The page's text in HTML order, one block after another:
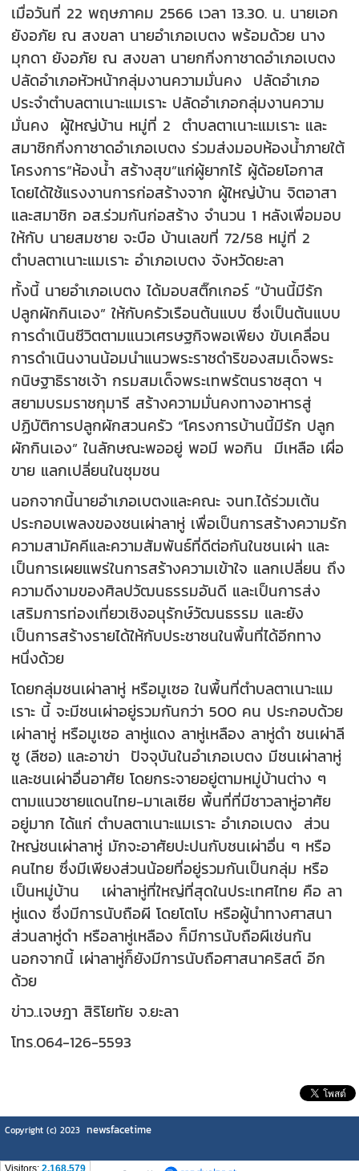
เมื่อวันที่ 22 พฤษภาคม 2566 เวลา 13.30. น. นายเอก
ยังอภัย ณ สงขลา นายอำเภอเบตง พร้อมด้วย นาง
มุกดา ยังอภัย ณ สงขลา นายกกิ่งกาชาดอำเภอเบตง
ปลัดอำเภอหัวหน้ากลุ่มงานความมั่นคง ปลัดอำเภอ
ประจำตำบลตาเนาะแมเราะ ปลัดอำเภอกลุ่มงานความ
มั่นคง ผู้ใหญ่บ้าน หมู่ที่ 2 ตำบลตาเนาะแมเราะ และ
สมาชิกกิ่งกาชาดอำเภอเบตง ร่วมส่งมอบห้องน้ำภายใต้
โครงการ”ห้องน้ำ สร้างสุข”แก่ผู้ยากไร้ ผู้ด้อยโอกาส
โดยได้ใช้แรงงานการก่อสร้างจาก ผู้ใหญ่บ้าน จิตอาสา
และสมาชิก อส.ร่วมกันก่อสร้าง จำนวน 1 หลังเพื่อมอบ
ให้กับ นายสมชาย จะบือ บ้านเลขที่ 72/58 หมู่ที่ 2
ตำบลตาเนาะแมเราะ อำเภอเบตง จังหวัดยะลา
ทั้งนี้ นายอำเภอเบตง ได้มอบสติ๊กเกอร์ ”บ้านนี้มีรัก
ปลูกผักกินเอง” ให้กับครัวเรือนต้นแบบ ซึ่งเป็นต้นแบบ
การดำเนินชีวิตตามแนวเศรษฐกิจพอเพียง ขับเคลื่อน
การดำเนินงานน้อมนำแนวพระราชดำริของสมเด็จพระ
กนิษฐาธิราชเจ้า กรมสมเด็จพระเทพรัตนราชสุดา ฯ
สยามบรมราชกุมารี สร้างความมั่นคงทางอาหารสู่
ปฏิบัติการปลูกผักสวนครัว “โครงการบ้านนี้มีรัก ปลูก
ผักกินเอง” ในลักษณะพออยู่ พอมี พอกิน มีเหลือ เผื่อ
ขาย แลกเปลี่ยนในชุมชน
นอกจากนี้นายอำเภอเบตงและคณะ จนท.ได้ร่วมเต้น
ประกอบเพลงของชนเผ่าลาหู่ เพื่อเป็นการสร้างความรัก
ความสามัคคีและความสัมพันธ์ที่ดีต่อกันในชนเผ่า และ
เป็นการเผยแพร่ในการสร้างความเข้าใจ แลกเปลี่ยน ถึง
ความดีงามของศิลปวัฒนธรรมอันดี และเป็นการส่ง
เสริมการท่องเที่ยวเชิงอนุรักษ์วัฒนธรรม และยัง
เป็นการสร้างรายได้ให้กับประชาชนในพื้นที่ได้อีกทาง
หนึ่งด้วย
โดยกลุ่มชนเผ่าลาหู่ หรือมูเซอ ในพื้นที่ตำบลตาเนาะแม
เราะ นี้ จะมีชนเผ่าอยู่รวมกันกว่า 500 คน ประกอบด้วย
เผ่าลาหู่ หรือมูเซอ ลาหู่แดง ลาหู่เหลือง ลาหู่ดำ ชนเผ่าลี
ซู (ลีซอ) และอาข่า ปัจจุบันในอำเภอเบตง มีชนเผ่าลาหู่
และชนเผ่าอื่นอาศัย โดยกระจายอยู่ตามหมู่บ้านต่าง ๆ
ตามแนวชายแดนไทย-มาเลเซีย พื้นที่ที่มีชาวลาหู่อาศัย
อยู่มาก ได้แก่ ตำบลตาเนาะแมเราะ อำเภอเบตง ส่วน
ใหญ่ชนเผ่าลาหู่ มักจะอาศัยปะปนกับชนเผ่าอื่น ๆ หรือ
คนไทย ซึ่งมีเพียงส่วนน้อยที่อยู่รวมกันเป็นกลุ่ม หรือ
เป็นหมู่บ้าน เผ่าลาหู่ที่ใหญ่ที่สุดในประเทศไทย คือ ลา
หู่แดง ซึ่งมีการนับถือผี โดยโตโบ หรือผู้นำทางศาสนา
ส่วนลาหู่ดำ หรือลาหู่เหลือง ก็มีการนับถือผีเช่นกัน
นอกจากนี้ เผ่าลาหู่ก็ยังมีการนับถือศาสนาคริสต์ อีก
ด้วย
ข่าว..เจษฎา สิริโยทัย จ.ยะลา
โทร.064-126-5593
Copyright (c) 2023 newsfacetime